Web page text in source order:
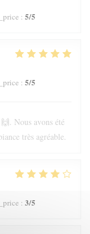
: 5/5
: 5/5
Nous avons été
très agréable.
: 3/5